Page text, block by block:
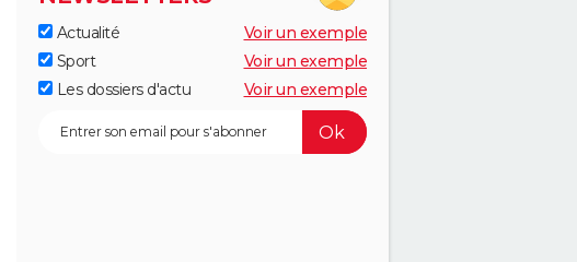
Actualité
Voir un exemple
Sport
Voir un exemple
Les dossiers d'actu
Voir un exemple